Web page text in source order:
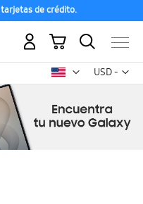
de crédito.
USD -
dólar
Mi carrito